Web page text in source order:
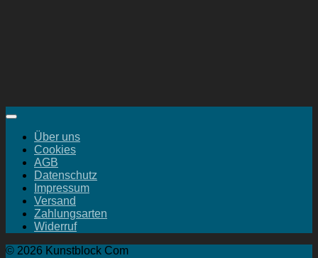
Über uns
Cookies
AGB
Datenschutz
Impressum
Versand
Zahlungsarten
Widerruf
© 2026 Kunstblock Com